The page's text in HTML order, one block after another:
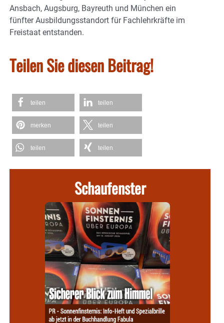
Ansbach, Augsburg, Bayreuth und München ein
fünfter Ausbildungsstandort für Fachlehrkräfte im
Freistaat entstanden.
Teilen Sie diesen Beitrag!
teilen teilen
merken teilen
teilen teilen
Schaufenster